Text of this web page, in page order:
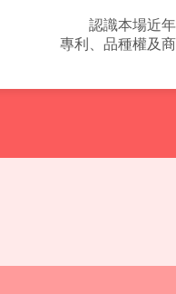
認識本場近
專利、品種權及